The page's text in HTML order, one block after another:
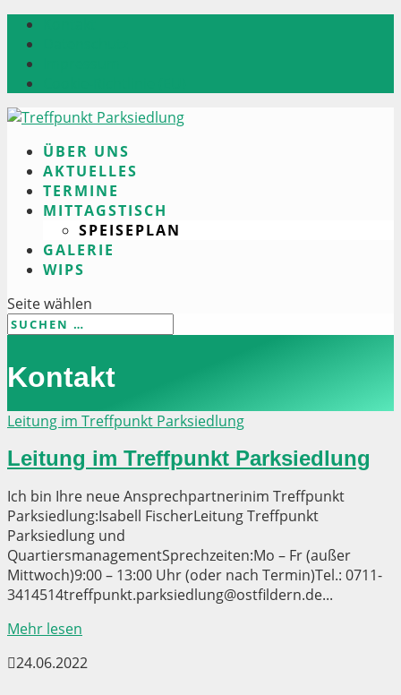
ÜBER UNS
AKTUELLES
TERMINE
MITTAGSTISCH
SPEISEPLAN
GALERIE
WIPS
Seite wählen
Kontakt
Leitung im Treffpunkt Parksiedlung
Leitung im Treffpunkt Parksiedlung
Ich bin Ihre neue Ansprechpartnerinim Treffpunkt
Parksiedlung:Isabell FischerLeitung Treffpunkt
Parksiedlung und
QuartiersmanagementSprechzeiten:Mo – Fr (außer
Mittwoch)9:00 – 13:00 Uhr (oder nach Termin)Tel.: 0711-
3414514treffpunkt.parksiedlung@ostfildern.de...
Mehr lesen
24.06.2022